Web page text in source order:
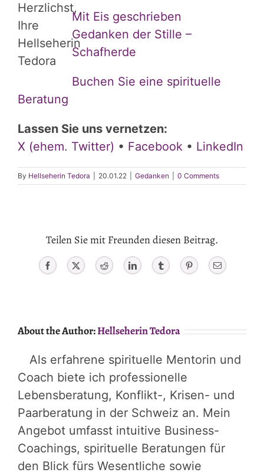
Herzlichst,
Ihre
Hellseherin
Tedora
Mit Eis geschrieben
Gedanken der Stille –
Schafherde
Buchen Sie eine spirituelle
Beratung
Lassen Sie uns vernetzen:
X (ehem. Twitter) • Facebook • LinkedIn
By Hellseherin Tedora 20.01.22 Gedanken 0 Comments
Teilen Sie mit Freunden diesen Beitrag.
Facebook X Reddit LinkedIn Tumblr PinterestEmail
About the Author:Hellseherin Tedora
Als erfahrene spirituelle Mentorin und
Coach biete ich professionelle
Lebensberatung, Konflikt-, Krisen- und
Paarberatung in der Schweiz an. Mein
Angebot umfasst intuitive Business-
Coachings, spirituelle Beratungen für
den Blick fürs Wesentliche sowie